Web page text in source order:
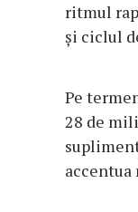
ritmul
și ciclul
Pe
28 de
accentua